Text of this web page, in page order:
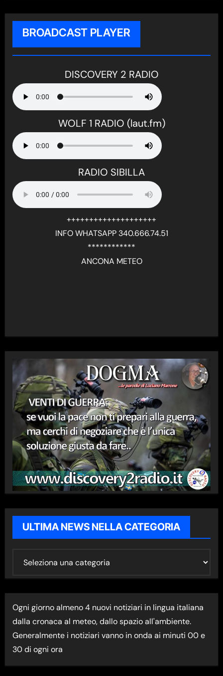
BROADCAST PLAYER
DISCOVERY 2 RADIO
WOLF 1 RADIO (laut.fm)
RADIO SIBILLA
++++++++++++++++++++
INFO WHATSAPP 340.666.74.51
************
ANCONA METEO
ULTIMA NEWS NELLA CATEGORIA
M
A
N
E
W
Ogni giorno almeno 4 nuovi notiziari in lingua italiana
dalla cronaca al meteo, dallo spazio all'ambiente.
Generalmente i notiziari vanno in onda ai minuti 00 e
30 di ogni ora